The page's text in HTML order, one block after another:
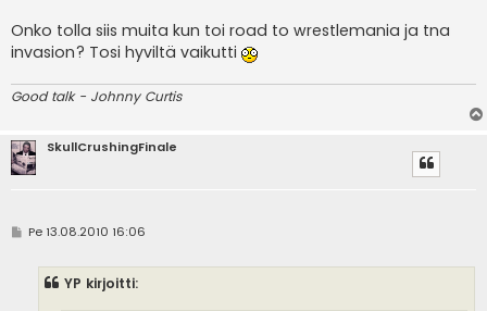
Onko tolla siis muita kun toi road to wrestlemania ja tna
invasion? Tosi hyviltä vaikutti
Good talk - Johnny Curtis
SkullCrushingFinale
VPe 13.08.2010 16:06
YP kirjoitti: